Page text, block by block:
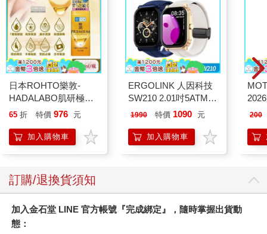
日本ROHTO樂敦-
HADALABO肌研極潤
金緻7重玻尿酸高效保
140ml/金瓶(Premium
臉部肌膚護理乳霜,素
65 折 特價 976 元
加入購物車
ERGOLINK 人因科技
SW210 2.01吋5ATM游
泳心率血氧藍牙通話腕
1990 特價 1090 元
加入購物車
200
訂購/退換貨須知
加入金石堂 LINE 官方帳號『完成綁定』，隨時掌握出貨動
態：